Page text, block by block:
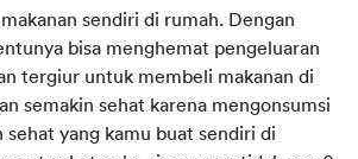
sendiri di rumah. Dengan
bisa menghemat pengeluaran
tergiur untuk membeli makanan di
semakin sehat karena mengonsumsi
sehat yang kamu buat sendiri di